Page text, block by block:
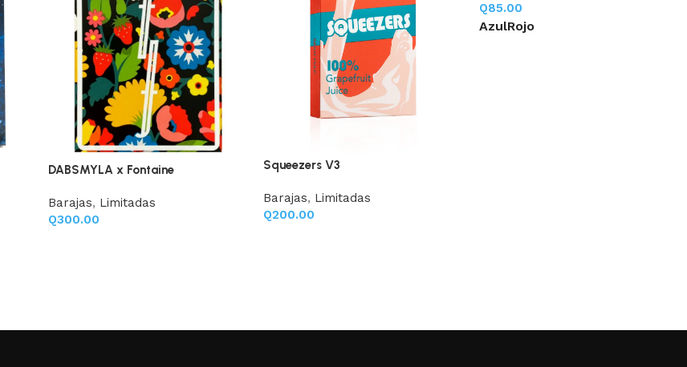
DABSMYLA x Fontaine
Barajas, Limitadas
Q300.00
Squeezers V3
Barajas, Limitadas
Q200.00
Q85.00
AzulRojo